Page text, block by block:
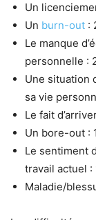
Un
Un burn-out :
Le manque
personnelle :
Une situation
sa vie
Le fait
Un bore-out :
Le sentiment
travail actuel :
Maladie/